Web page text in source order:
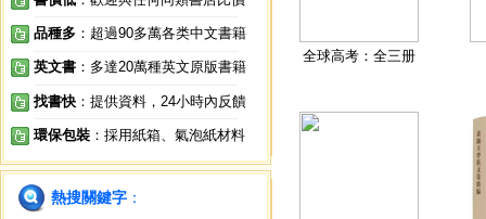
品種多 ：超過90多萬各类中文書籍
英文書 ：多達20萬種英文原版書籍
找書快 ：提供資料，24小時內反饋
環保包裝 ：採用紙箱、氣泡紙材料
熱搜關鍵字 ：
全球高考：全三册